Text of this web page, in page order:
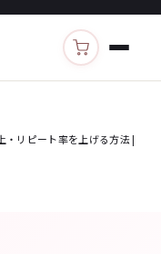
カートを見る
リピート率を上げる方法 |